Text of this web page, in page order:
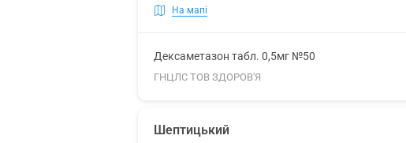
На мапі
Дексаметазон табл. 0,5мг №50
ГНЦЛС ТОВ ЗДОРОВ'Я
Шептицький